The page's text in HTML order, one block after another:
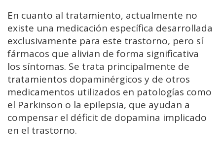
En cuanto al tratamiento, actualmente no
existe una medicación específica desarrollada
exclusivamente para este trastorno, pero sí
fármacos que alivian de forma significativa
los síntomas. Se trata principalmente de
tratamientos dopaminérgicos y de otros
medicamentos utilizados en patologías como
el Parkinson o la epilepsia, que ayudan a
compensar el déficit de dopamina implicado
en el trastorno.